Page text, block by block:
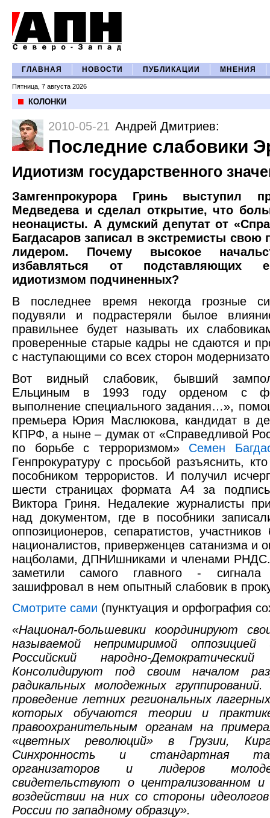
ГЛАВНАЯ НОВОСТИ ПУБЛИКАЦИИ МНЕНИЯ
Пятница, 7 августа 2026
КОЛОНКИ
2010-05-21 Андрей Дмитриев:
Последние слабовики
Идиотизм государственного
Замгенпрокурора Гринь выступил
Медведева и сделал открытие, что
неонацисты. А думский депутат от
Багдасаров записал в экстремисты свою
лидером. Почему высокое
избавляться от подставляющих
идиотизмом подчиненных?
В последнее время некогда грозные
подувяли и подрастеряли былое
правильнее будет называть их
проверенные старые кадры не сдаются и
с наступающими со всех сторон
Вот видный слабовик, бывший
Ельциным в 1993 году орденом с
выполнение специального задания…»,
премьера Юрия Маслюкова, кандидат в
КПРФ, а ныне – думак от «Справедливой
по борьбе с терроризмом» Семен
Генпрокуратуру с просьбой разъяснить,
пособником террористов. И получил
шести страницах формата А4 за
Виктора Гриня. Недалекие журналисты
над документом, где в пособники
оппозиционеров, сепаратистов,
националистов, приверженцев сатанизма и
нацболами, ДПНИшниками и членами
заметили самого главного - сигнала
зашифровал в нем опытный слабовик в
Смотрите сами (пунктуация и орфография
«Национал-большевики координируют
называемой непримиримой оппозицией
Российский народно-
Консолидируют под своим началом
радикальных молодежных
проведение летних региональных
которых обучаются теории и
правоохранительным органам на
«цветных революций» в Грузии,
Синхронность и стандартная
организаторов и лидеров
свидетельствуют о централизованном и
воздействии на них со стороны
России по западному образцу».